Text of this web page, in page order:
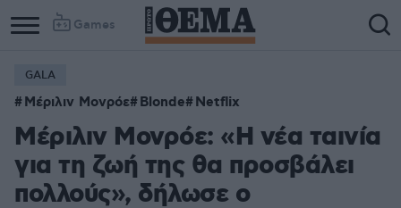
Games
GALA
Μέριλιν Μονρόε Blonde Netflix
Μέριλιν Μονρόε: «Η νέα ταινία
για τη ζωή της θα προσβάλει
πολλούς», δήλωσε ο